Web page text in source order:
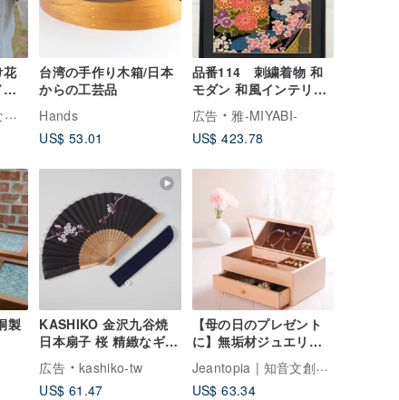
花
台湾の手作り木箱/日本
からの工芸品
Hands
US$ 53.01
品番114 刺繍着物 和
モダン 和風インテリア
御所車 流水柄 プレゼン
ト 結婚祝 新築祝 長寿
祝 縁起物 額装インテリ
広告
雅-MIYABI-
US$ 423.78
製
KASHIKO 金沢九谷焼
日本扇子 桜 精緻なギフ
トボックスと布製ケー
ス付き 贈り物に最適
広告
kashiko-tw
US$ 61.47
【母の日のプレゼント
に】無垢材ジュエリー
収納ボックス 名入れ刻
印可能 | Jeantopia
Jeantopia | 知音文創デザインショップ
US$ 63.34